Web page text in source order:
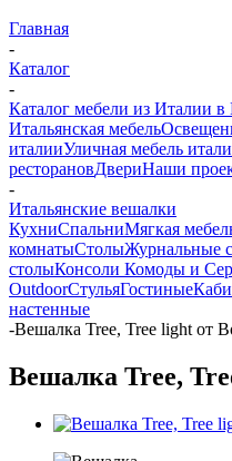
Главная
-
Каталог
-
Каталог мебели из Италии в
Итальянская мебель
италииУличная мебель
ресторановДвериНаши
-
Итальянские вешалки
КухниСпальниМягкая
комнатыСтолыЖурнальные
столыКонсоли Комоды и
OutdoorСтульяГостиные
настенные
-Вешалка Tree, Tree light от
Вешалка Tree,